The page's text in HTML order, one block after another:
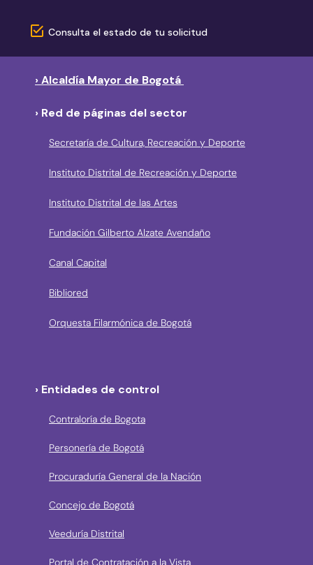
Consulta el estado de tu solicitud
› Alcaldía Mayor de Bogotá
› Red de páginas del sector
Secretaría de Cultura, Recreación y Deporte
Instituto Distrital de Recreación y Deporte
Instituto Distrital de las Artes
Fundación Gilberto Alzate Avendaño
Canal Capital
Bibliored
Orquesta Filarmónica de Bogotá
› Entidades de control
Contraloría de Bogota
Personería de Bogotá
Procuraduría General de la Nación
Concejo de Bogotá
Veeduría Distrital
Portal de Contratación a la Vista